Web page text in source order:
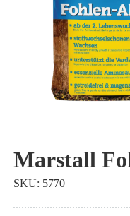
Anfang
der
Bildgalerie
springen
Marstall
SKU 5770